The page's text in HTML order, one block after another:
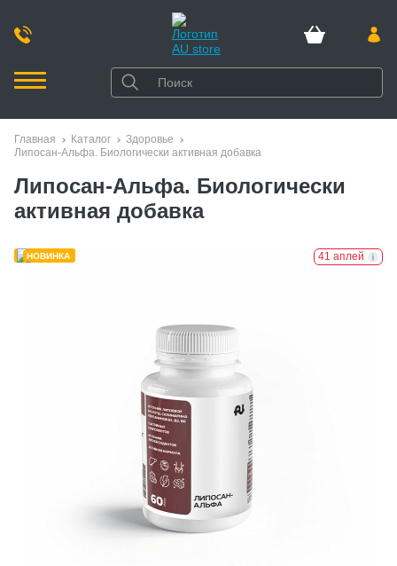
Главная Каталог
Здоровье
Липосан-Альфа. Биологически активная добавка
Липосан-Альфа. Биологически
активная добавка
41 аплей